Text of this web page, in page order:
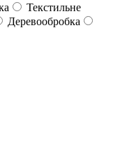
Текстильне
Деревообробка